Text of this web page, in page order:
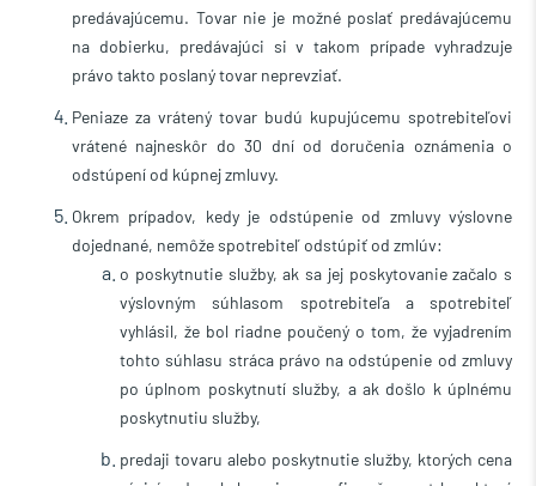
predávajúcemu. Tovar nie je možné poslať predávajúcemu
na dobierku, predávajúci si v takom prípade vyhradzuje
právo takto poslaný tovar neprevziať.
Peniaze za vrátený tovar budú kupujúcemu spotrebiteľovi
vrátené najneskôr do 30 dní od doručenia oznámenia o
odstúpení od kúpnej zmluvy.
Okrem prípadov, kedy je odstúpenie od zmluvy výslovne
dojednané, nemôže spotrebiteľ odstúpiť od zmlúv:
o poskytnutie služby, ak sa jej poskytovanie začalo s
výslovným súhlasom spotrebiteľa a spotrebiteľ
vyhlásil, že bol riadne poučený o tom, že vyjadrením
tohto súhlasu stráca právo na odstúpenie od zmluvy
po úplnom poskytnutí služby, a ak došlo k úplnému
poskytnutiu služby,
predaji tovaru alebo poskytnutie služby, ktorých cena